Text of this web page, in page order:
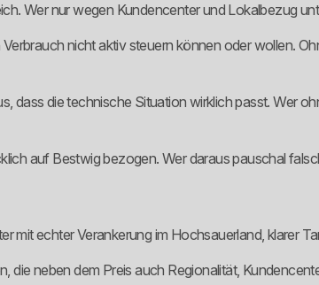
Wer nur wegen Kundencenter und Lokalbezug
nicht aktiv steuern können oder wollen.
dass die technische Situation wirklich passt. Wer
auf Bestwig bezogen. Wer daraus pauschal
mit echter Verankerung im Hochsauerland, klarer
die neben dem Preis auch Regionalität,